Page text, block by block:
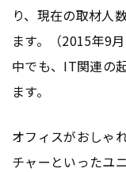
り、現在の取材人
ます。（2015年9月
中でも、IT関連の
ます。
オフィスがおしゃ
チャーといったユ